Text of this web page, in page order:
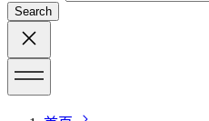
Search